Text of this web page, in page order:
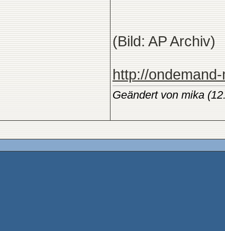
(Bild: AP Archiv)
http://
Geändert von mika